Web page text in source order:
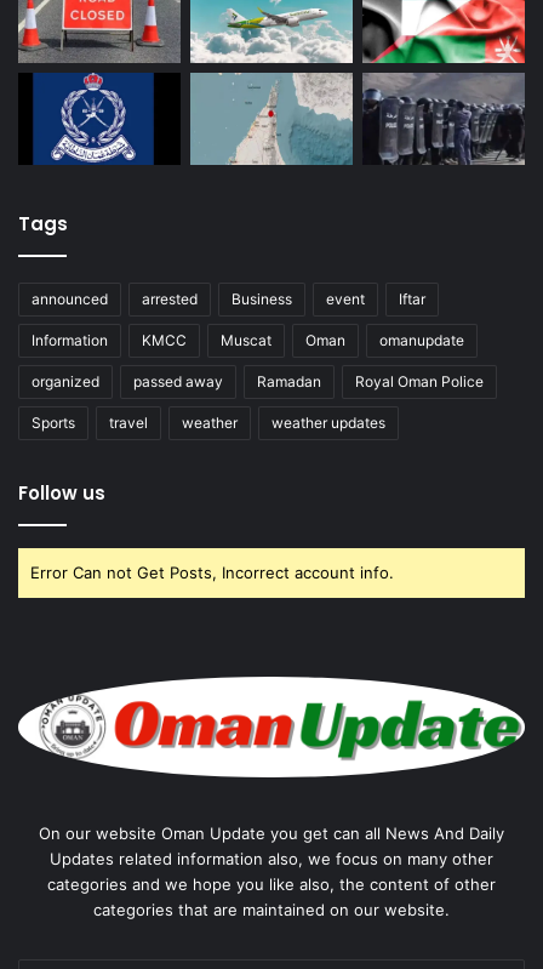
Tags
announced arrested Business event Iftar
Information KMCC Muscat Oman omanupdate
organized passed away Ramadan Royal Oman Police
Sports travel weather weather updates
Follow us
Error Can not Get Posts, Incorrect account info.
On our website Oman Update you get can all News And Daily
Updates related information also, we focus on many other
categories and we hope you like also, the content of other
categories that are maintained on our website.